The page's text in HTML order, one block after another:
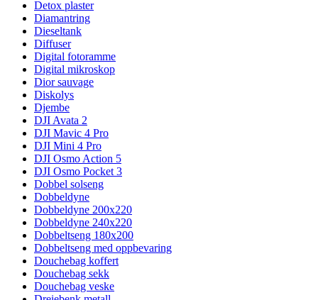
Detox plaster
Diamantring
Dieseltank
Diffuser
Digital fotoramme
Digital mikroskop
Dior sauvage
Diskolys
Djembe
DJI Avata 2
DJI Mavic 4 Pro
DJI Mini 4 Pro
DJI Osmo Action 5
DJI Osmo Pocket 3
Dobbel solseng
Dobbeldyne
Dobbeldyne 200x220
Dobbeldyne 240x220
Dobbeltseng 180x200
Dobbeltseng med oppbevaring
Douchebag koffert
Douchebag sekk
Douchebag veske